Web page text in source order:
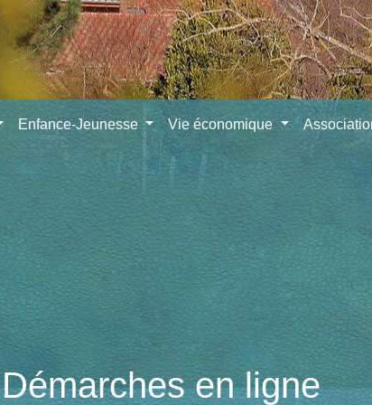
Enfance-Jeunesse Vie économique
Démarches en ligne